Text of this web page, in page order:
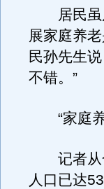
居民虽反
展家庭养
民孙先生
不错。”
“家庭养
记者从合
人口已达